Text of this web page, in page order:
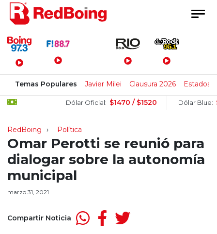
Menú Principal
Temas Populares Javier Milei Clausura 2026 Estados
Dólar Oficial: $1470 / $1520 Dólar Blue:
RedBoing Política
Omar Perotti se reunió para
dialogar sobre la autonomía
municipal
marzo 31, 2021
Compartir Noticia